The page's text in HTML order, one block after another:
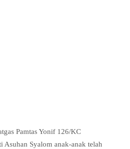
Pamtas Yonif 126/KC
Asuhan Syalom anak-anak telah